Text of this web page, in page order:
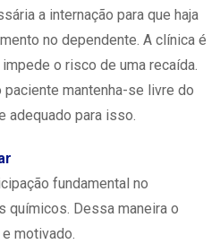
a internação para que haja
no dependente. A clínica é
o risco de uma recaída.
paciente mantenha-se livre do
adequado para isso.
fundamental no
químicos. Dessa maneira o
motivado.